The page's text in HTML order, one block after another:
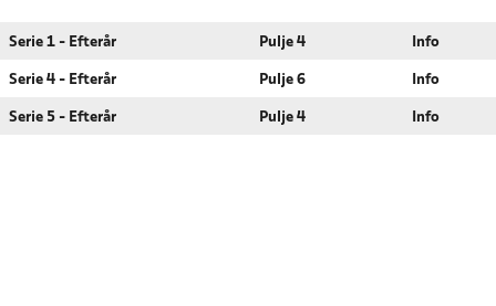
Serie 1 - Efterår Pulje 4 Info
Serie 4 - Efterår Pulje 6 Info
Serie 5 - Efterår Pulje 4 Info